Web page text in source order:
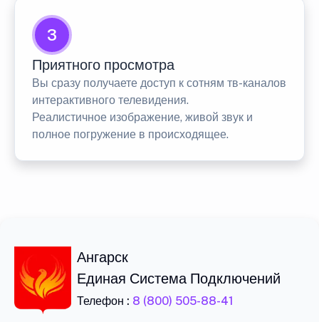
3
Приятного просмотра
Вы сразу получаете доступ к сотням тв-каналов
интерактивного телевидения.
Реалистичное изображение, живой звук и
полное погружение в происходящее.
Ангарск
Единая Система Подключений
Телефон : 8 (800) 505-88-41